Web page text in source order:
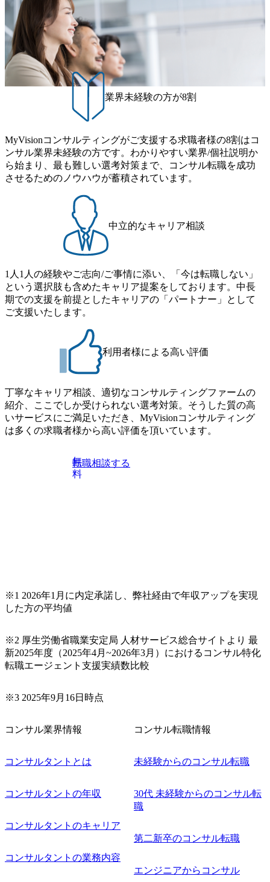
をしてみたいという思いに気づき、公共系のセクターがあ
るファームを受けることにしました。 転職前の年収は650万
円でしたが、転職後は700万円となりました。
した。 MyVision含めハイクラス専門エージェントの2社で
す。 MyVisionのエージェントは、私のバックグラウンドを
理解してくれていると感じたからです。担当の峯岸さんも
製造業での経験があるとお伺いしました。実際にお話しし
ている中でも、峯岸さんは製造業界の大企業ならではの悩
みを理解してもらえていたと感じます。そのため、私がど
ういうことを不満と感じ何をやりたいかのビジョンを明確
に共有できました。今思うと、これが不満なく転職できた
一因だと感じています。 面接の対策をしっかりとサポート
していただきました。異なる職種への転職だったため、業
ファーム特有のケース面接に対応できるかなどたくさんの
不安がありました。 しかし、峯岸さんが過去の面接の内容
や評価基準に基づいた模擬面接を何度も行ってくださった
おかげで、自信を持って面接に臨むことができました。 峯
岸さんという信頼できるエージェントを見つけられたの
で、満足して転職活動を終えることができました。ありが
とうございました。 コンサルティングファームへの理解が
浅いなら早めに転職活動を始めるといいと思います。 転職
前は700万円でしたが、転職後は750万円となりました。
業界未経験の方が8割
MyVisionコンサルティングがご支援する求職者様の8割はコ
ンサル業界未経験の方です。わかりやすい業界/個社説明か
ら始まり、最も難しい選考対策まで、コンサル転職を成功
させるためのノウハウが蓄積されています。
中立的なキャリア相談
1人1人の経験やご志向/ご事情に添い、「今は転職しない」
という選択肢も含めたキャリア提案をしております。中長
期での支援を前提としたキャリアの「パートナー」として
ご支援いたします。
利用者様による高い評価
丁寧なキャリア相談、適切なコンサルティングファームの
紹介、ここでしか受けられない選考対策。そうした質の高
いサービスにご満足いただき、MyVisionコンサルティング
は多くの求職者様から高い評価を頂いています。
無
料
転職相談する
※1 2026年1月に内定承諾し、弊社経由で年収アップを実現
した方の平均値
※2 厚生労働省職業安定局 人材サービス総合サイトより 最
新2025年度（2025年4月~2026年3月）におけるコンサル特化
転職エージェント支援実績数比較
※3 2025年9月16日時点
コンサル業界情報
コンサルタントとは
コンサルタントの年収
コンサルタントのキャリア
コンサルタントの業務内容
コンサル転職情報
未経験からのコンサル転職
30代 未経験からのコンサル転
職
第二新卒のコンサル転職
エンジニアからコンサル